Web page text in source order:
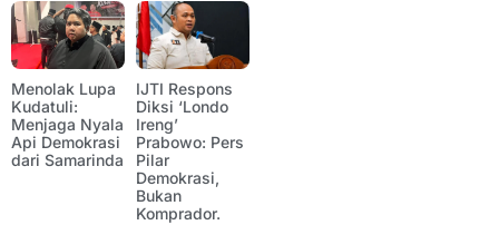
Menolak Lupa
Kudatuli:
Menjaga Nyala
Api Demokrasi
dari Samarinda
IJTI Respons
Diksi ‘Londo
Ireng’
Prabowo: Pers
Pilar
Demokrasi,
Bukan
Komprador.